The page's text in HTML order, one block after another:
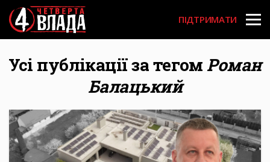
Перейти
до
основного
вмісту
User
account
menu
ПІДТРИМАТИ
Усі публікації за тегомРоман
Балацький